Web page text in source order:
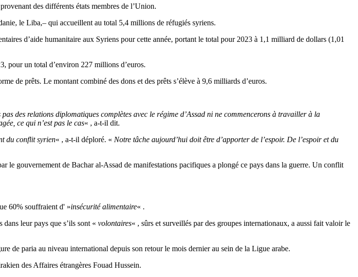
des différents états membres de l’Union.
le Liba,– qui accueillent au total 5,4 millions de réfugiés syriens.
d’aide humanitaire aux Syriens pour cette année, portant le total pour 2023 à 1,1 milliard de dollars (1,01
pour un total d’environ 227 millions d’euros.
de prêts. Le montant combiné des dons et des prêts s’élève à 9,6 milliards d’euros.
des relations diplomatiques complètes avec le régime d’Assad ni ne commencerons à travailler à la
ce qui n’est pas le cas« , a-t-il dit.
du conflit syrien« , a-t-il déploré. « Notre tâche aujourd’hui doit être d’apporter de l’espoir. De l’espoir et du
le gouvernement de Bachar al-Assad de manifestations pacifiques a plongé ce pays dans la guerre. Un conflit
60% souffraient d' »insécurité alimentaire« .
leur pays que s’ils sont « volontaires« , sûrs et surveillés par des groupes internationaux, a aussi fait valoir le
de paria au niveau international depuis son retour le mois dernier au sein de la Ligue arabe.
des Affaires étrangères Fouad Hussein.